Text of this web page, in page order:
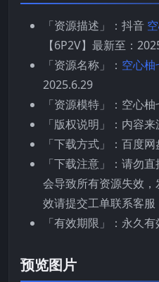
「资源描述」：抖音
【6P2V】最新至：
「资源名称」： 空心柚
2025.6.29
「资源模特」：空心柚
「版权说明」：内容
「下载方式」：百度网
「下载注意」：请勿
会导致所有资源失效
效请提交工单联系客服
「有效期限」：永久有
预览图片